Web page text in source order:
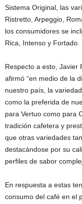
Sistema Original, las
Ristretto, Arpeggio,
los consumidores se
Rica, Intenso y Fortado.
Respecto a esto, Javier
afirmó “en medio de la
nuestro país, la
como la preferida de
para Vertuo como para
tradición cafetera y
que otras variedades
destacándose por su
perfiles de sabor
En respuesta a estas
consumo del café en el